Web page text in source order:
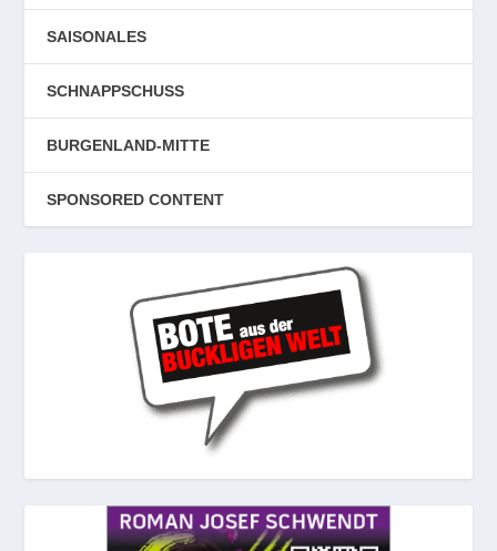
SAISONALES
SCHNAPPSCHUSS
BURGENLAND-MITTE
SPONSORED CONTENT